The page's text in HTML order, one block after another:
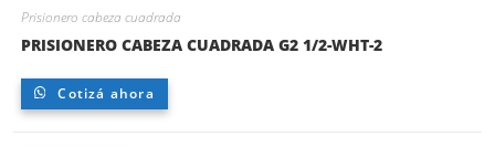
Prisionero cabeza cuadrada
PRISIONERO CABEZA CUADRADA G2 1/2-WHT-2
Cotizá ahora